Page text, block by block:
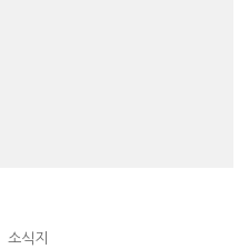
소식지